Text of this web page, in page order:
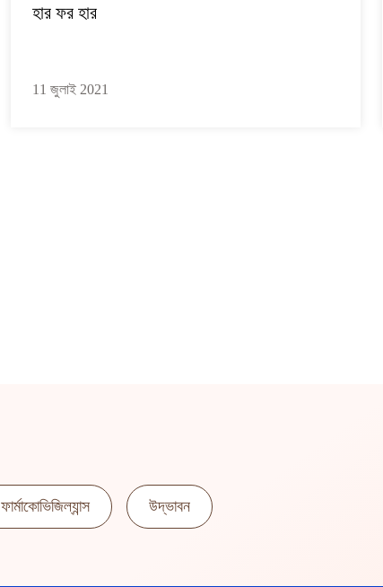
হার ফর হার
11 জুলাই 2021
ফার্মাকোভিজিল্যান্স উদ্ভাবন